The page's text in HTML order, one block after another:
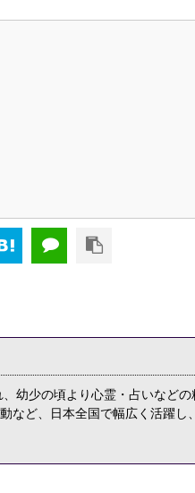
幼少の頃より心霊・占いなどの
など、日本全国で幅広く活躍し